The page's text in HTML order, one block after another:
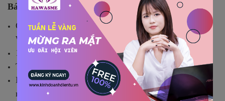
Bánh chấm kem Panda
Quy cách đóng gói: 6 cốc bánh/lốc ( L:27cm x
W:19cm x H:10cm)
1 lốc giá 19,500 đ
Tiêu chuẩn: 60/VFC/2018
Nguyên liệu: Bột mì, trứng, đường, bơ, muối tinh,
nước sạch, dextrose anhydrous, sữa bột gầy, Almer